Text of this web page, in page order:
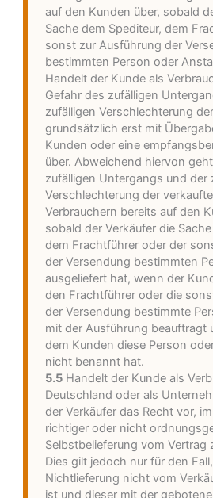
auf den Kunden über, sobald
Sache dem Spediteur, dem
sonst zur Ausführung der
bestimmten Person oder
Handelt der Kunde als
Gefahr des zufälligen
zufälligen Verschlechterung
grundsätzlich erst mit
Kunden oder eine
über. Abweichend hiervon
zufälligen Untergangs und der
Verschlechterung der
Verbrauchern bereits auf den
sobald der Verkäufer die
dem Frachtführer oder der
der Versendung bestimmten
ausgeliefert hat, wenn der
den Frachtführer oder die
der Versendung bestimmte
mit der Ausführung beauftragt
dem Kunden diese Person
nicht benannt hat.
5.5 Handelt der Kunde als
Deutschland oder als
der Verkäufer das Recht vor,
richtiger oder nicht
Selbstbelieferung vom Vertrag
Dies gilt jedoch nur für den
Nichtlieferung nicht vom
ist und dieser mit der